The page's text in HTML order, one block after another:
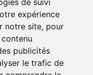
de suivi
expérience
notre site, pour
publicités
le trafic de
métaboliques mineurs.
de traitements
de nutrition sportive,
. Cette gamme est
et sur une formulation
La gamme hydratation